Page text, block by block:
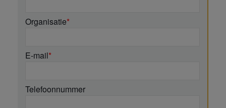
Organisatie*
E-mail*
Telefoonnummer